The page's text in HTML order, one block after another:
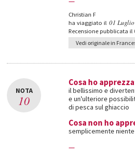
Christian F
ha viaggiato il 01
Recensione pubblicata il
Vedi originale in
NOTA
10
Cosa ho
il bellissimo e
e un'ulteriore
di pesca sul ghiaccio
Cosa non ho
semplicemente niente
—